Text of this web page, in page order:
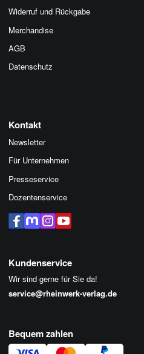
Kontakt
Newsletter
Für Unternehmen
Presseservice
Dozentenservice
Widerruf und Rückgabe
Merchandise
AGB
Datenschutz
Kundenservice
Wir sind gerne für Sie da!
service@rheinwerk-verlag.de
Bequem zahlen